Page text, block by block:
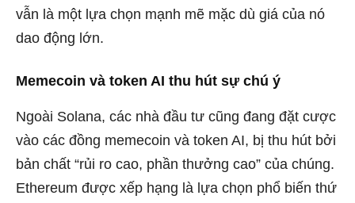
vẫn là một lựa chọn mạnh mẽ mặc dù giá của nó
dao động lớn.
Memecoin và token AI thu hút sự chú ý
Ngoài Solana, các nhà đầu tư cũng đang đặt cược
vào các đồng memecoin và token AI, bị thu hút bởi
bản chất “rủi ro cao, phần thưởng cao” của chúng.
Ethereum được xếp hạng là lựa chọn phổ biến thứ